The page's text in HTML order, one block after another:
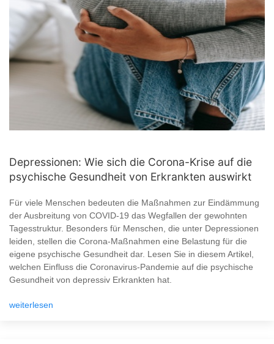
Depressionen: Wie sich die Corona-Krise auf die
psychische Gesundheit von Erkrankten auswirkt
Für viele Menschen bedeuten die Maßnahmen zur Eindämmung
der Ausbreitung von COVID-19 das Wegfallen der gewohnten
Tagesstruktur. Besonders für Menschen, die unter Depressionen
leiden, stellen die Corona-Maßnahmen eine Belastung für die
eigene psychische Gesundheit dar. Lesen Sie in diesem Artikel,
welchen Einfluss die Coronavirus-Pandemie auf die psychische
Gesundheit von depressiv Erkrankten hat.
weiterlesen